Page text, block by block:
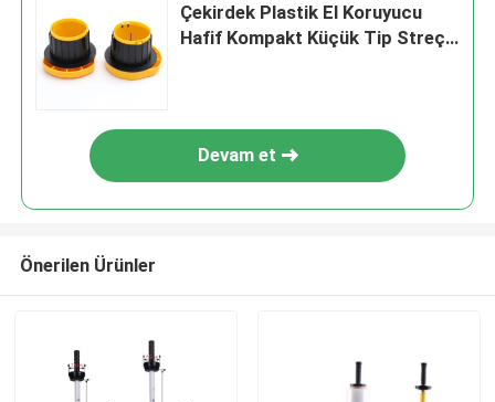
Çekirdek Plastik El Koruyucu
Hafif Kompakt Küçük Tip Streç
Devam et
Önerilen Ürünler